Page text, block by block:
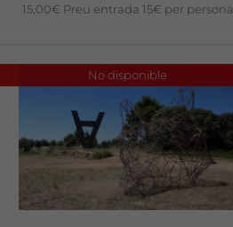
15,00€ Preu entrada 15€ per persona
No disponible